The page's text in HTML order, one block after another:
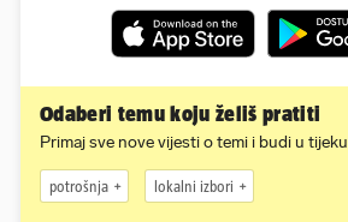
Odaberi temu koju želiš pratiti
Primaj sve nove vijesti o temi i budi u tijeku
potrošnja lokalni izbori